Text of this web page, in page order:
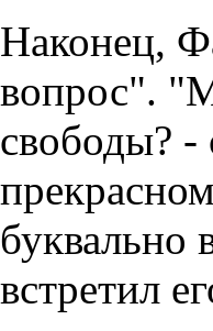
Наконец,
вопрос".
свободы?
буквально
встретил